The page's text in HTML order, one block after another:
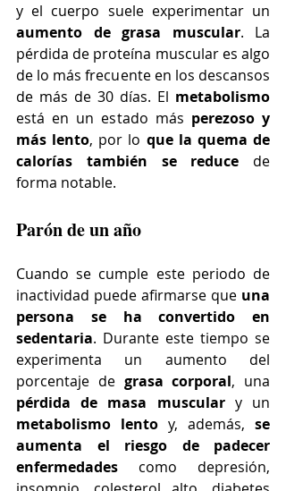
aumento de grasa muscular. La
pérdida de proteína muscular es algo
de lo más frecuente en los descansos
de más de 30 días. El metabolismo
está en un estado más perezoso y
más lento, por lo que la quema de
calorías también se reduce de
forma notable.
Parón de un año
Cuando se cumple este periodo de
inactividad puede afirmarse que una
persona se ha convertido en
sedentaria. Durante este tiempo se
experimenta un aumento del
porcentaje de grasa corporal
pérdida de masa muscular
metabolismo lento y, además, se
aumenta el riesgo de padecer
enfermedades como depresión,